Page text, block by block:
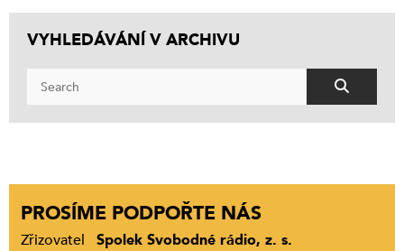
VYHLEDÁVÁNÍ V ARCHIVU
PROSÍME PODPOŘTE NÁS
Zřizovatel
Spolek Svobodné rádio, z. s.